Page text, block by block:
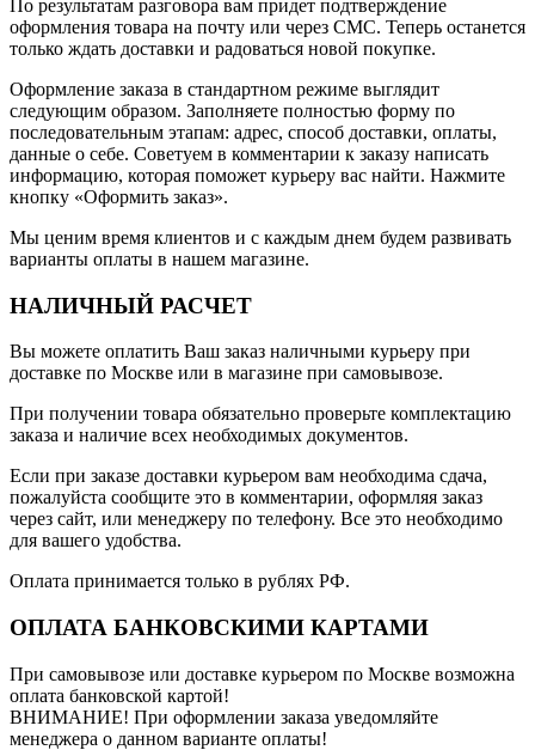
По результатам разговора вам придет подтверждение
оформления товара на почту или через СМС. Теперь останется
только ждать доставки и радоваться новой покупке.
Оформление заказа в стандартном режиме выглядит
следующим образом. Заполняете полностью форму по
последовательным этапам: адрес, способ доставки, оплаты,
данные о себе. Советуем в комментарии к заказу написать
информацию, которая поможет курьеру вас найти. Нажмите
кнопку «Оформить заказ».
Мы ценим время клиентов и с каждым днем будем развивать
варианты оплаты в нашем магазине.
НАЛИЧНЫЙ РАСЧЕТ
Вы можете оплатить Ваш заказ наличными курьеру при
доставке по Москве или в магазине при самовывозе.
При получении товара обязательно проверьте комплектацию
заказа и наличие всех необходимых документов.
Если при заказе доставки курьером вам необходима сдача,
пожалуйста сообщите это в комментарии, оформляя заказ
через сайт, или менеджеру по телефону. Все это необходимо
для вашего удобства.
Оплата принимается только в рублях РФ.
ОПЛАТА БАНКОВСКИМИ КАРТАМИ
При самовывозе или доставке курьером по Москве возможна
оплата банковской картой!
ВНИМАНИЕ! При оформлении заказа уведомляйте
менеджера о данном варианте оплаты!